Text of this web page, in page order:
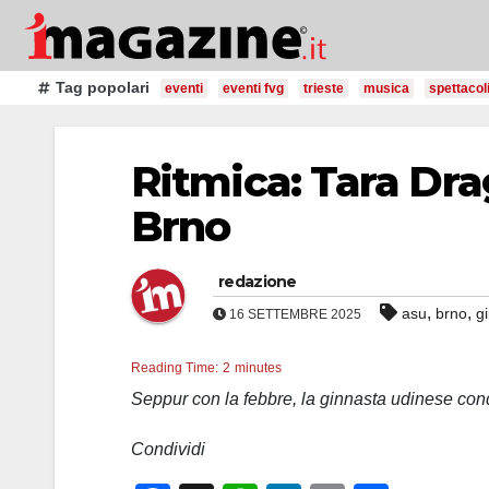
Salta
contenutoTag popolari eventi eventi fvg trieste musica spettacoli
Ritmica: Tara
Brno
redazione
16 SETTEMBRE 2025 asu, brno,
Reading Time: 2 minutes
Seppur con la febbre, la ginnasta udinese
Condividi